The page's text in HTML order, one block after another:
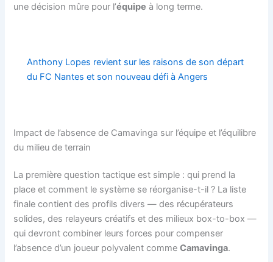
une décision mûre pour l’équipe à long terme.
Anthony Lopes revient sur les raisons de son départ
du FC Nantes et son nouveau défi à Angers
Impact de l’absence de Camavinga sur l’équipe et l’équilibre
du milieu de terrain
La première question tactique est simple : qui prend la
place et comment le système se réorganise-t-il ? La liste
finale contient des profils divers — des récupérateurs
solides, des relayeurs créatifs et des milieux box-to-box —
qui devront combiner leurs forces pour compenser
l’absence d’un joueur polyvalent commeCamavinga.